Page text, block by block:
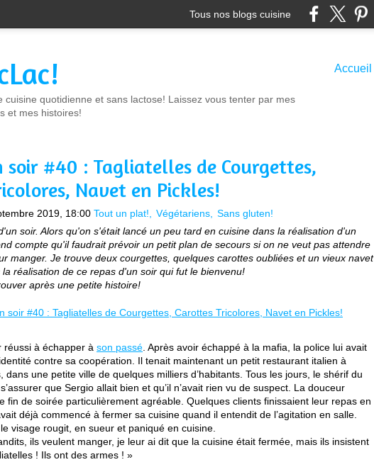
Tous nos blogs cuisine
cuisine quotidienne et sans lactose! Laissez vous tenter par mes
et mes histoires!
Accueil
soir #40 : Tagliatelles de Courgettes,
Navet en Pickles!
2019, 18:00 Tout un plat! Végétariens
Sans gluten!
soir. Alors qu'on s'était lancé un peu tard en cuisine dans la réalisation d'un
compte qu'il faudrait prévoir un petit plan de secours si on ne veut pas attendre
manger. Je trouve deux courgettes, quelques carottes oubliées et un vieux navet
réalisation de ce repas d'un soir qui fut le bienvenu!
après une petite histoire!
réussi à échapper à son passé . Après avoir échappé à la mafia, la police lui avait
contre sa coopération. Il tenait maintenant un petit restaurant italien à
dans une petite ville de quelques milliers d’habitants. Tous les jours, le shérif du
que Sergio allait bien et qu’il n’avait rien vu de suspect. La douceur
fin de soirée particulièrement agréable. Quelques clients finissaient leur repas en
déjà commencé à fermer sa cuisine quand il entendit de l’agitation en salle.
visage rougit, en sueur et paniqué en cuisine.
ils veulent manger, je leur ai dit que la cuisine était fermée, mais ils insistent
! Ils ont des armes ! »